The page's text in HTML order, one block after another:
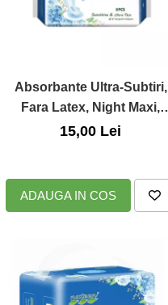
Absorbante Ultra-Subtiri,
Fara Latex, Night Maxi,
330mm, 8Buc., Nateen
15,00 Lei
ADAUGA IN COS